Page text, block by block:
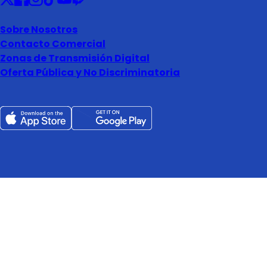
Sobre Nosotros
Contacto Comercial
Zonas de Transmisión Digital
Oferta Pública y No Discriminatoria